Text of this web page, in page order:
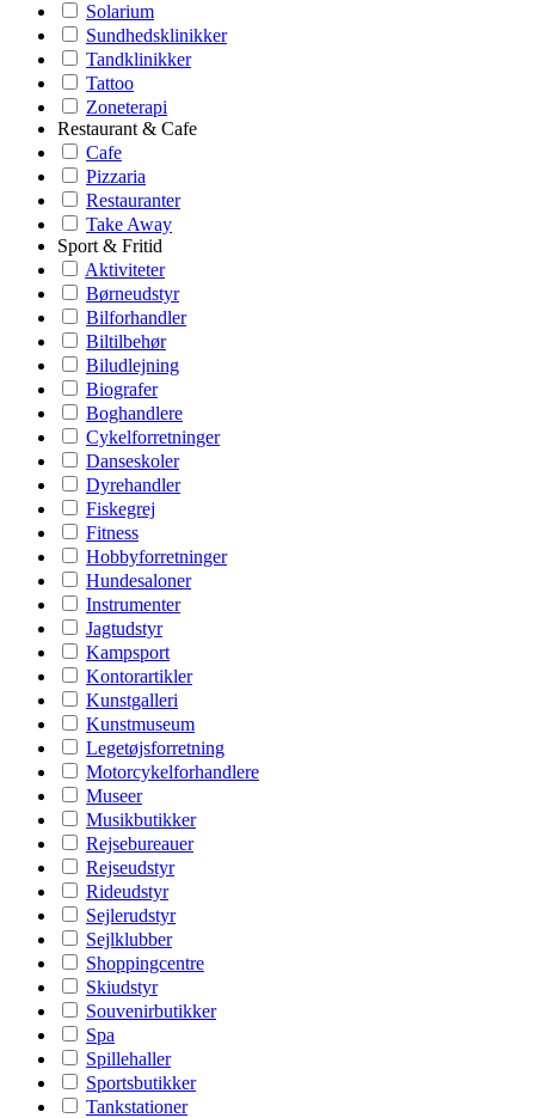
Solarium
Sundhedsklinikker
Tandklinikker
Tattoo
Zoneterapi
Restaurant & Cafe
Cafe
Pizzaria
Restauranter
Take Away
Sport & Fritid
Aktiviteter
Børneudstyr
Bilforhandler
Biltilbehør
Biludlejning
Biografer
Boghandlere
Cykelforretninger
Danseskoler
Dyrehandler
Fiskegrej
Fitness
Hobbyforretninger
Hundesaloner
Instrumenter
Jagtudstyr
Kampsport
Kontorartikler
Kunstgalleri
Kunstmuseum
Legetøjsforretning
Motorcykelforhandlere
Museer
Musikbutikker
Rejsebureauer
Rejseudstyr
Rideudstyr
Sejlerudstyr
Sejlklubber
Shoppingcentre
Skiudstyr
Souvenirbutikker
Spa
Spillehaller
Sportsbutikker
Tankstationer